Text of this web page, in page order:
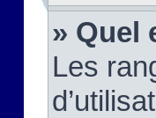
» Quel
Les